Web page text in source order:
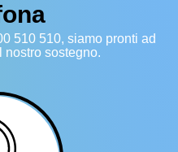
510 510, siamo pronti ad
nostro sostegno.